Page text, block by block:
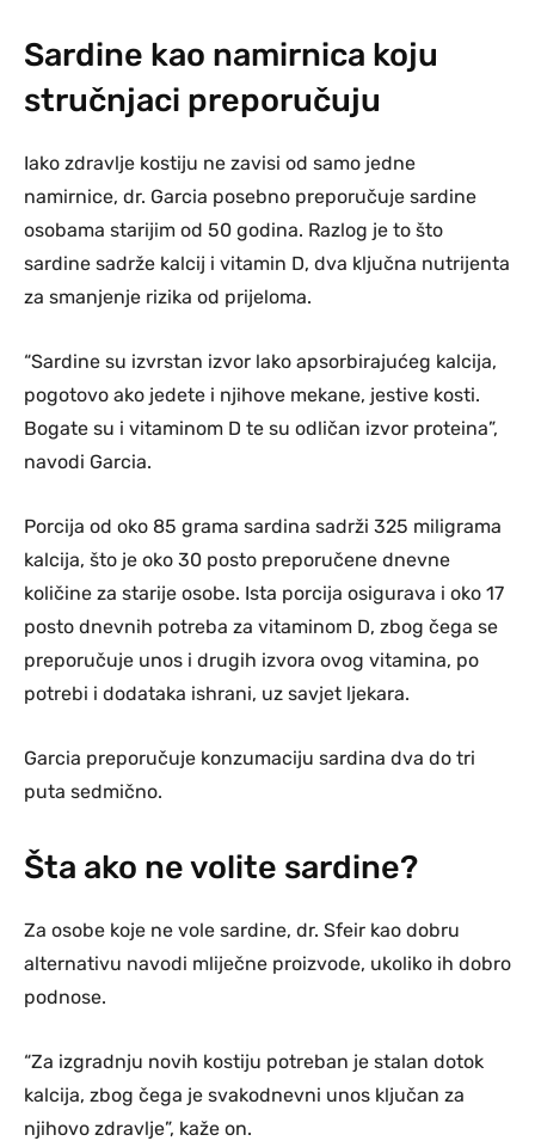
Sardine kao namirnica koju
stručnjaci preporučuju
Iako zdravlje kostiju ne zavisi od samo jedne
namirnice, dr. Garcia posebno preporučuje sardine
osobama starijim od 50 godina. Razlog je to što
sardine sadrže kalcij i vitamin D, dva ključna nutrijenta
za smanjenje rizika od prijeloma.
“Sardine su izvrstan izvor lako apsorbirajućeg kalcija,
pogotovo ako jedete i njihove mekane, jestive kosti.
Bogate su i vitaminom D te su odličan izvor proteina”,
navodi Garcia.
Porcija od oko 85 grama sardina sadrži 325 miligrama
kalcija, što je oko 30 posto preporučene dnevne
količine za starije osobe. Ista porcija osigurava i oko 17
posto dnevnih potreba za vitaminom D, zbog čega se
preporučuje unos i drugih izvora ovog vitamina, po
potrebi i dodataka ishrani, uz savjet ljekara.
Garcia preporučuje konzumaciju sardina dva do tri
puta sedmično.
Šta ako ne volite sardine?
Za osobe koje ne vole sardine, dr. Sfeir kao dobru
alternativu navodi mliječne proizvode, ukoliko ih dobro
podnose.
“Za izgradnju novih kostiju potreban je stalan dotok
kalcija, zbog čega je svakodnevni unos ključan za
njihovo zdravlje”, kaže on.